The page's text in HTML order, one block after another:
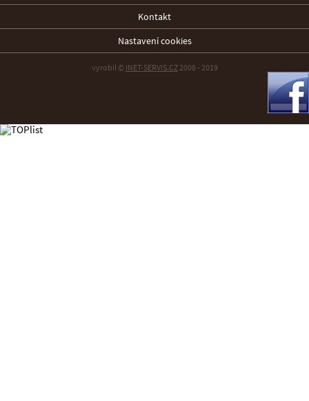
Kontakt
Nastavení cookies
vyrobil © INET-SERVIS.CZ2008 - 2019